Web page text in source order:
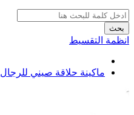
بحث
انظمة التقسيط
ماكينة حلاقة صيني للرجال VGR موديل V102